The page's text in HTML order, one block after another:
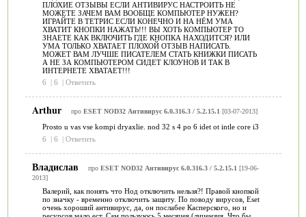
ПЛОХИЕ ОТЗЫВЫ ЕСЛИ АНТИВИРУС НАСТРОИТЬ НЕ
МОЖЕТЕ ЗАЧЕМ ВАМ ВООБЩЕ КОМПЬЮТЕР НУЖЕН?
ИГРАЙТЕ В ТЕТРИС ЕСЛИ КОНЕЧНО И НА НЁМ УМА
ХВАТИТ КНОПКИ НАЖАТЬ!!! ВЫ ХОТЬ КОМПЬЮТЕР ТО
ЗНАЕТЕ КАК ВКЛЮЧИТЬ ГДЕ КНОПКА НАХОДИТСЯ? ИЛИ
УМА ТОЛЬКО ХВАТАЕТ ПЛОХОЙ ОТЗЫВ НАПИСАТЬ.
МОЖЕТ ВАМ ЛУЧШЕ ПИСАТЕЛЕМ СТАТЬ КНИЖКИ ПИСАТЬ
А НЕ ЗА КОМПЬЮТЕРОМ СИДЕТ КЛОУНОВ И ТАК В
ИНТЕРНЕТЕ ХВАТАЕТ!!!
6
| 6 | Ответить
Arthur про ESET NOD32 Антивирус 6.0.316.3 / 5.2.15.1 [03-07-2013]
Prosto u vas vse kompi dryaxlie. nod 32 s 4 po 6 idet ot intle core i3
6
| 6 | Ответить
Владислав про ESET NOD32 Антивирус 6.0.316.3 / 5.2.15.1 [19-06-
2013]
Валерий, как понять что Нод отключить нельзя?! Правой кнопкой
по значку - временно отключить защиту. По поводу вирусов, Eset
очень хороший антивирус, да, он послабее Касперского, но и
ресурсов мало ест. Сам пользуюсь 5 месяцев (лицензия. Что бы